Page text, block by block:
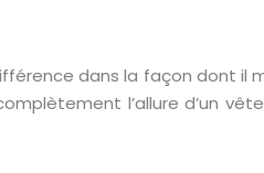
dans la façon dont il
l’allure d’un